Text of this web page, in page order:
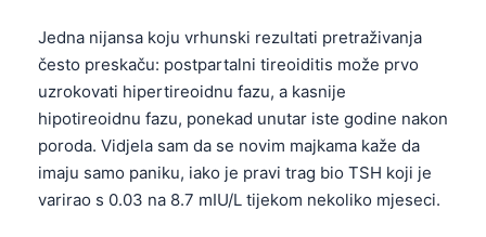
Jedna nijansa koju vrhunski rezultati pretraživanja
često preskaču: postpartalni tireoiditis može prvo
uzrokovati hipertireoidnu fazu, a kasnije
hipotireoidnu fazu, ponekad unutar iste godine nakon
poroda. Vidjela sam da se novim majkama kaže da
imaju samo paniku, iako je pravi trag bio TSH koji je
varirao s 0.03 na 8.7 mIU/L tijekom nekoliko mjeseci.